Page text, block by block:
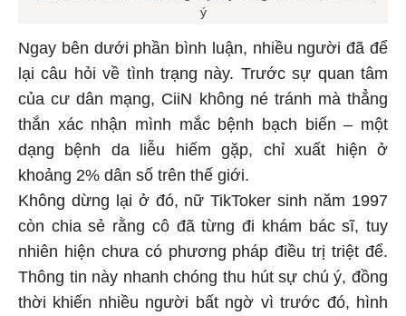
ý
Ngay bên dưới phần bình luận, nhiều người đã để
lại câu hỏi về tình trạng này. Trước sự quan tâm
của cư dân mạng, CiiN không né tránh mà thẳng
thắn xác nhận mình mắc bệnh bạch biến – một
dạng bệnh da liễu hiếm gặp, chỉ xuất hiện ở
khoảng 2% dân số trên thế giới.
Không dừng lại ở đó, nữ TikToker sinh năm 1997
còn chia sẻ rằng cô đã từng đi khám bác sĩ, tuy
nhiên hiện chưa có phương pháp điều trị triệt để.
Thông tin này nhanh chóng thu hút sự chú ý, đồng
thời khiến nhiều người bất ngờ vì trước đó, hình